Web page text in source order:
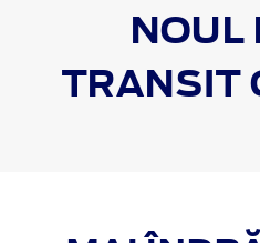
NOUL
TRANSIT